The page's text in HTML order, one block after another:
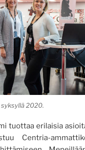
2020.
tuottaa erilaisia
Centria-